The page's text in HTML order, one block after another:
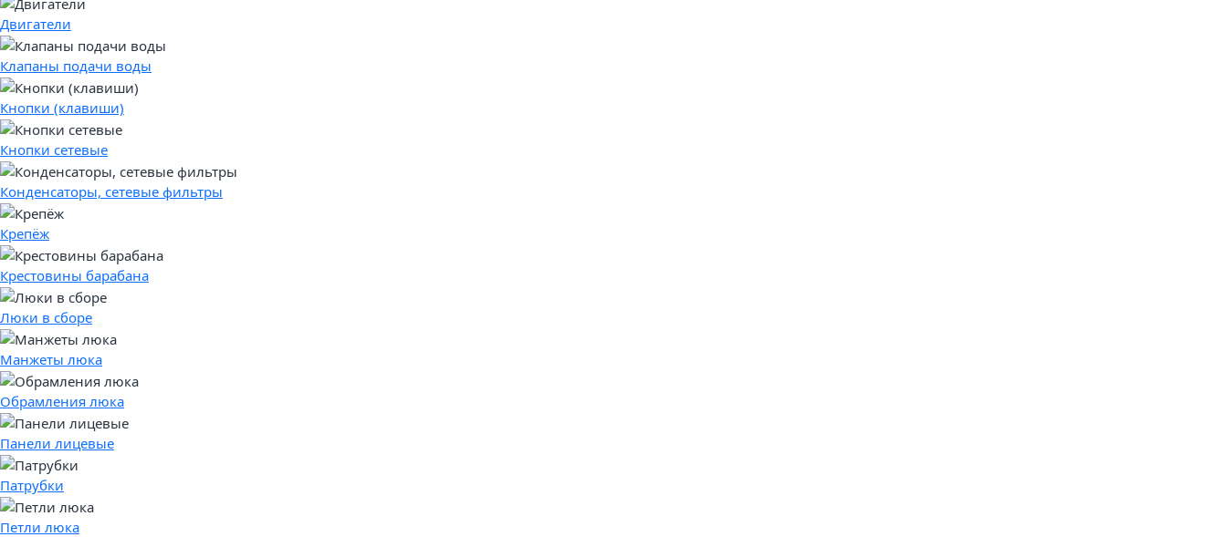
Двигатели
Клапаны подачи воды
Кнопки (клавиши)
Кнопки сетевые
Конденсаторы, сетевые фильтры
Крепёж
Крестовины барабана
Люки в сборе
Манжеты люка
Обрамления люка
Панели лицевые
Патрубки
Петли люка